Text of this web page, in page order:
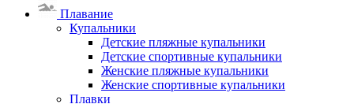
Плавание
Купальники
Детские пляжные купальники
Детские спортивные купальники
Женские пляжные купальники
Женские спортивные купальники
Плавки